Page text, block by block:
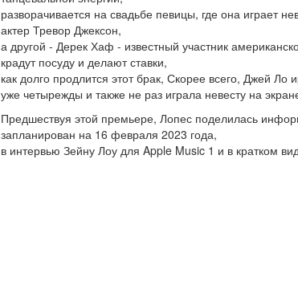
разворачивается на свадьбе певицы, где она играет
актер Тревор Джексон,
а другой - Дерек Хаф - известный участник
крадут посуду и делают ставки,
как долго продлится этот брак, Скорее всего, Джей
уже четырежды и также не раз играла невесту на
Предшествуя этой премьере, Лопес поделилась
запланирован на 16 февраля 2023 года,
в интервью Зейну Лоу для Apple Music 1 и в кратком